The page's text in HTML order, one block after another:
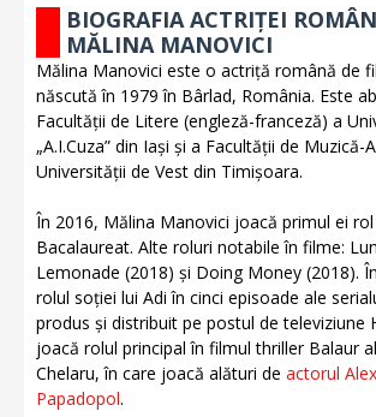
BIOGRAFIA ACTRIȚEI
MĂLINA MANOVICI
Mălina Manovici este o actriță română de
născută în 1979 în Bârlad, România. Este
Facultății de Litere (engleză-franceză) a
„A.I.Cuza” din Iași și a Facultății de Muzică-
Universității de Vest din Timișoara.
În 2016, Mălina Manovici joacă primul ei
Bacalaureat. Alte roluri notabile în filme:
Lemonade (2018) și Doing Money (2018).
rolul soției lui Adi în cinci episoade ale
produs și distribuit pe postul de televiziune
joacă rolul principal în filmul thriller Balaur
Chelaru, în care joacă alături de actorul
Papadopol.